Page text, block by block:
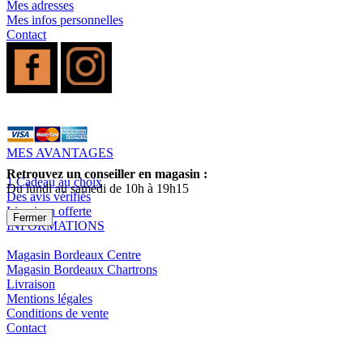
Mes adresses
Mes infos personnelles
Contact
MES AVANTAGES
1 Cadeau au choix
Des avis vérifiés
Livraison offerte
INFORMATIONS
Magasin Bordeaux Centre
Magasin Bordeaux Chartrons
Livraison
Mentions légales
Conditions de vente
Contact
Retrouvez un conseiller en magasin :
Du lundi au samedi de 10h à 19h15
Fermer